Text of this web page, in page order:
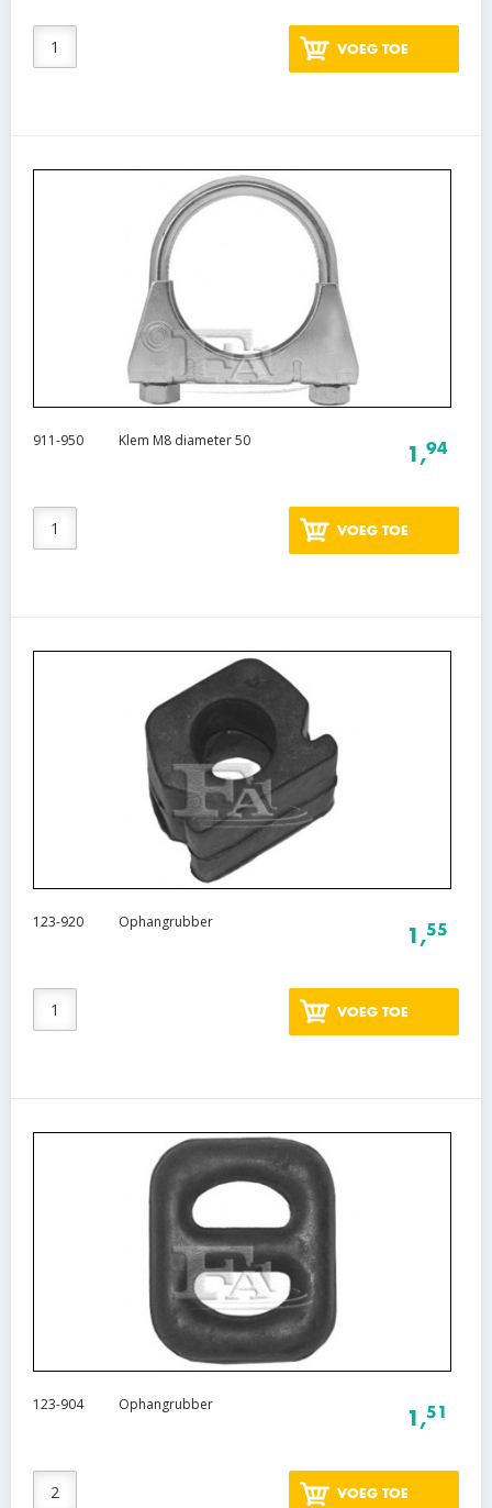
VOEG TOE
911-950 Klem M8 diameter 50
1,94
VOEG TOE
123-920 Ophangrubber
1,55
VOEG TOE
123-904 Ophangrubber
1,51
VOEG TOE